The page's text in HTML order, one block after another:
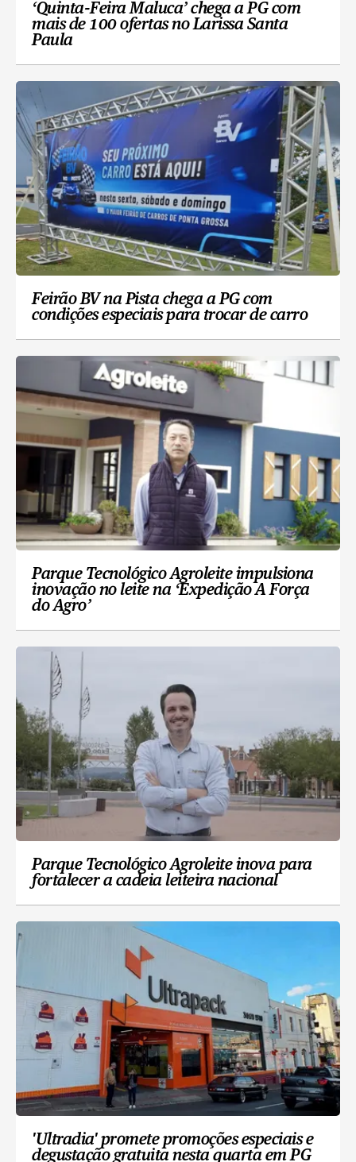
‘Quinta-Feira Maluca’ chega a PG com
mais de 100 ofertas no Larissa Santa
Paula
Feirão BV na Pista chega a PG com
condições especiais para trocar de carro
Parque Tecnológico Agroleite impulsiona
inovação no leite na ‘Expedição A Força
do Agro’
Parque Tecnológico Agroleite inova para
fortalecer a cadeia leiteira nacional
'Ultradia' promete promoções especiais e
degustação gratuita nesta quarta em PG